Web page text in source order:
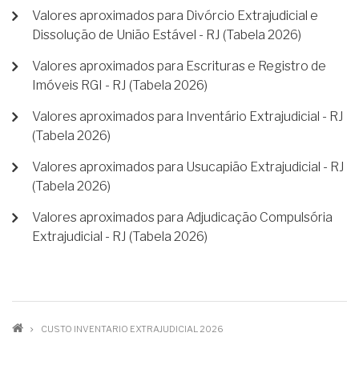
Valores aproximados para Divórcio Extrajudicial e
Dissolução de União Estável - RJ (Tabela 2026)
Valores aproximados para Escrituras e Registro de
Imóveis RGI - RJ (Tabela 2026)
Valores aproximados para Inventário Extrajudicial - RJ
(Tabela 2026)
Valores aproximados para Usucapião Extrajudicial - RJ
(Tabela 2026)
Valores aproximados para Adjudicação Compulsória
Extrajudicial - RJ (Tabela 2026)
TRILHA
CUSTO INVENTARIO EXTRAJUDICIAL 2026